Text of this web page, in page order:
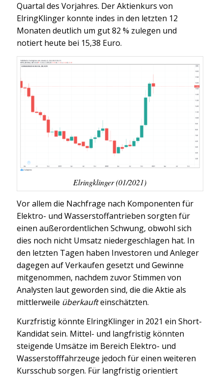
Quartal des Vorjahres. Der Aktienkurs von
ElringKlinger konnte indes in den letzten 12
Monaten deutlich um gut 82 % zulegen und
notiert heute bei 15,38 Euro.
Elringklinger (01/2021)
Vor allem die Nachfrage nach Komponenten für
Elektro- und Wasserstoffantrieben sorgten für
einen außerordentlichen Schwung, obwohl sich
dies noch nicht Umsatz niedergeschlagen hat. In
den letzten Tagen haben Investoren und Anleger
dagegen auf Verkaufen gesetzt und Gewinne
mitgenommen, nachdem zuvor Stimmen von
Analysten laut geworden sind, die die Aktie als
mittlerweile überkaufteinschätzten.
Kurzfristig könnte ElringKlinger in 2021 ein Short-
Kandidat sein. Mittel- und langfristig könnten
steigende Umsätze im Bereich Elektro- und
Wasserstofffahrzeuge jedoch für einen weiteren
Kursschub sorgen. Für langfristig orientiert